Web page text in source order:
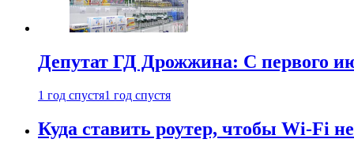
Депутат ГД Дрожжина: С первого
1 год спустя1 год спустя
Куда ставить роутер, чтобы Wi-Fi